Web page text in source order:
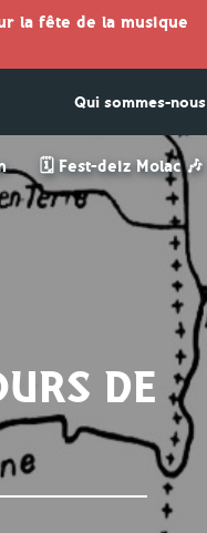
Qui sommes-nous?
🗓 Fest-deiz Molac 🎶
DE
la fête de la musique